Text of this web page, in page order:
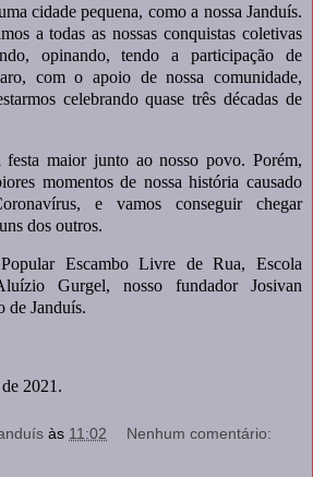
cidade pequena, como a nossa Janduís.
a todas as nossas conquistas coletivas
opinando, tendo a participação de
com o apoio de nossa comunidade,
celebrando quase três décadas de
festa maior junto ao nosso povo. Porém,
momentos de nossa história causado
e vamos conseguir chegar
dos outros.
Escambo Livre de Rua, Escola
Gurgel, nosso fundador Josivan
de Janduís.
2021.
às 11:02 Nenhum comentário: